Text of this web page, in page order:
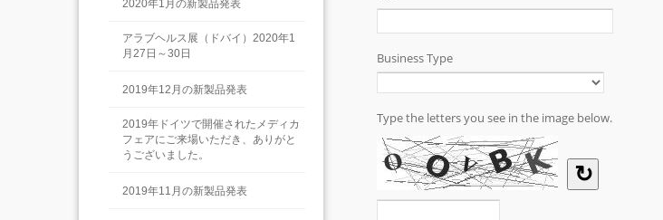
2020年1月の新製品発表
アラブヘルス展（ドバイ）2020年1
月27日～30日
2019年12月の新製品発表
2019年ドイツで開催されたメディカ
フェアにご来場いただき、ありがと
うございました。
2019年11月の新製品発表